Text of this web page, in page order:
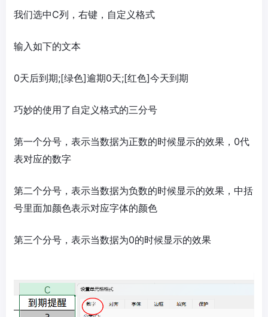
我们选中C列，右键，自定义格式
输入如下的文本
0天后到期;[绿色]逾期0天;[红色]今天到期
巧妙的使用了自定义格式的三分号
第一个分号，表示当数据为正数的时候显示的效果，0代
表对应的数字
第二个分号，表示当数据为负数的时候显示的效果，中括
号里面加颜色表示对应字体的颜色
第三个分号，表示当数据为0的时候显示的效果